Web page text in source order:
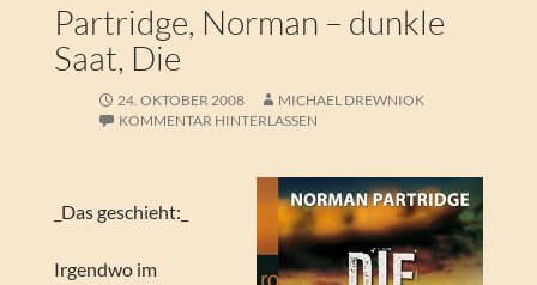
Partridge, Norman – dunkle
Saat, Die
24. OKTOBER 2008
MICHAEL DREWNIOK
KOMMENTAR HINTERLASSEN
_Das geschieht:_
Irgendwo im